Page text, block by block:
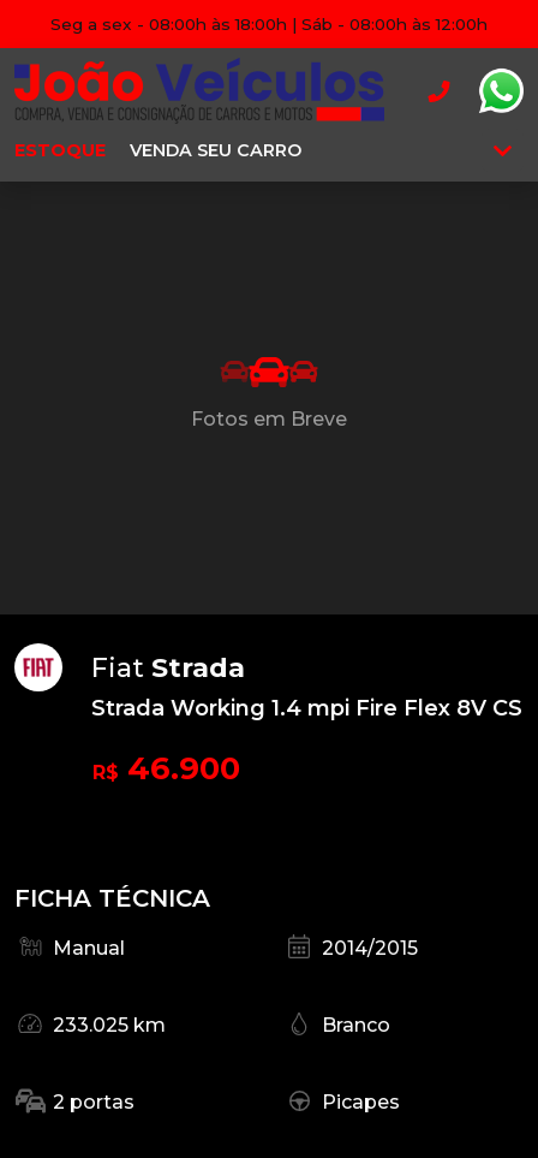
Seg a sex - 08:00h às 18:00h | Sáb - 08:00h às 12:00h
ESTOQUE VENDA SEU CARRO
Fotos em Breve
Fiat Strada
Strada Working 1.4 mpi Fire Flex 8V CS
R$ 46.900
FICHA TÉCNICA
Manual 2014/2015
233.025 km Branco
2 portas Picapes